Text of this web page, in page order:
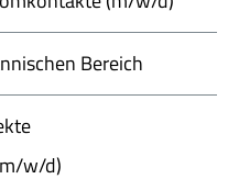
Bereich
w/d)